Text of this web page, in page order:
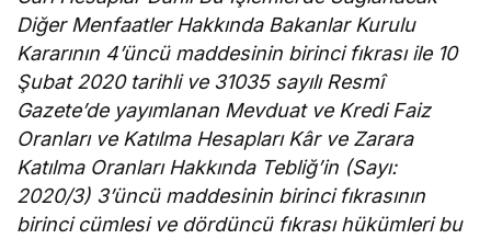
Diğer Menfaatler Hakkında Bakanlar Kurulu
Kararının 4’üncü maddesinin birinci fıkrası ile 10
Şubat 2020 tarihli ve 31035 sayılı Resmî
Gazete’de yayımlanan Mevduat ve Kredi Faiz
Oranları ve Katılma Hesapları Kâr ve Zarara
Katılma Oranları Hakkında Tebliğ’in (Sayı:
2020/3) 3’üncü maddesinin birinci fıkrasının
birinci cümlesi ve dördüncü fıkrası hükümleri bu